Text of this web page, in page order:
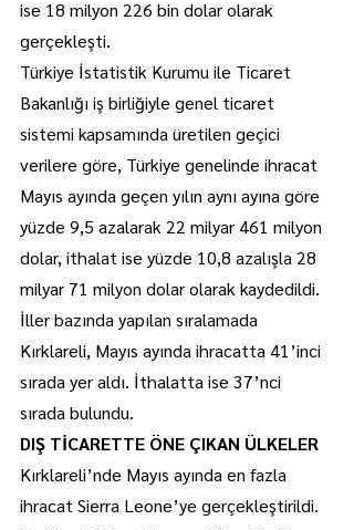
ise 18 milyon 226 bin dolar olarak
gerçekleşti.
Türkiye İstatistik Kurumu ile Ticaret
Bakanlığı iş birliğiyle genel ticaret
sistemi kapsamında üretilen geçici
verilere göre, Türkiye genelinde ihracat
Mayıs ayında geçen yılın aynı ayına göre
yüzde 9,5 azalarak 22 milyar 461 milyon
dolar, ithalat ise yüzde 10,8 azalışla 28
milyar 71 milyon dolar olarak kaydedildi.
İller bazında yapılan sıralamada
Kırklareli, Mayıs ayında ihracatta 41’inci
sırada yer aldı. İthalatta ise 37’nci
sırada bulundu.
DIŞ TİCARETTE ÖNE ÇIKAN ÜLKELER
Kırklareli’nde Mayıs ayında en fazla
ihracat Sierra Leone’ye gerçekleştirildi.